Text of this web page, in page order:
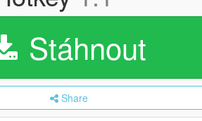
Stáhnout
Share